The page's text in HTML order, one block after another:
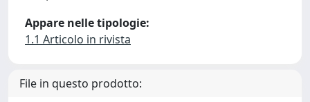
Appare nelle tipologie:
1.1 Articolo in rivista
File in questo prodotto: